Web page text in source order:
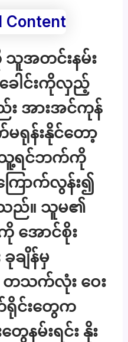
သူအတင်းနမ်း
ေါင်းကိုလှည့်
း အားအင်ကုန်
ရုန်းနိုင်တော့
သူ့ရင်ဘက်ကို
ြောက်လွန်း၍
ည်။ သူမ၏
အောင်စိုး
ချိန်မှ
တသက်လုံး ဝေး
င်းတွေက
နမ်းရင်း နိုး